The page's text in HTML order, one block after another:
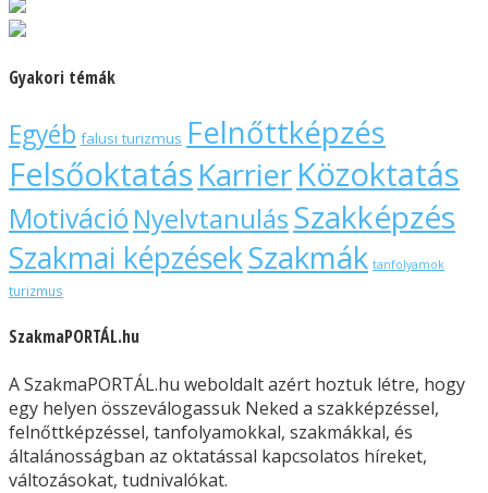
Gyakori témák
Egyéb falusi turizmus Felnőttképzés
Felsőoktatás KarrierKözoktatás
Motiváció NyelvtanulásSzakképzés
Szakmai képzésekSzakmák tanfolyamok
turizmus
SzakmaPORTÁL.hu
A SzakmaPORTÁL.hu weboldalt azért hoztuk létre, hogy
egy helyen összeválogassuk Neked a szakképzéssel,
felnőttképzéssel, tanfolyamokkal, szakmákkal, és
általánosságban az oktatással kapcsolatos híreket,
változásokat, tudnivalókat.